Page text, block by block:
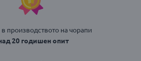
производството на чорапи
20 годишен опит